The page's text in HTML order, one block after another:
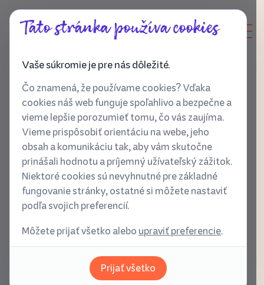
Vrátenie peňazí po nákupe
Vaša dôvera je to, na čom stojí Dobrobytie - preto
robíme všetko pre to, aby sme ju nestratili.
Ak z akéhokoľvek dôvodu chceš vrátiť peniaze za svoj
nákup,napíš nám naahoj@dobrobytie.sk
Do 14 dní od nákupu ti platbu radi vrátimebez pýtania
Táto stránka používa cookies
Vaše súkromie je pre nás dôležité.
Čo znamená, že používame cookies? Vďaka
cookies náš web funguje spoľahlivo a bezpečne a
vieme lepšie porozumieť tomu, čo vás zaujíma.
Vieme prispôsobiť orientáciu na webe, jeho
obsah a komunikáciu tak, aby vám skutočne
prinášali hodnotu a príjemný užívateľský zážitok.
Niektoré cookies sú nevyhnutné pre základné
fungovanie stránky, ostatné si môžete nastaviť
podľa svojich preferencií.
Môžete prijať všetko alebo upraviť preferencie.
Prijať všetko